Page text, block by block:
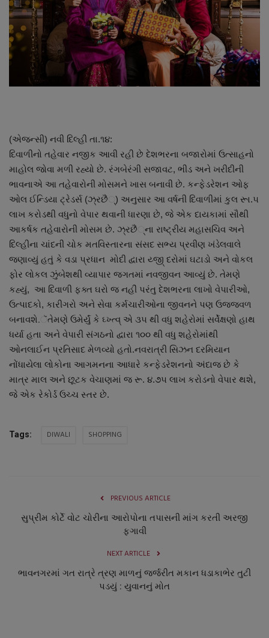
About Author
Contact
Dipotsav Special
રાષ્ટ્રીય
ગુજરાત
જુનાગઢ
Support US
બજારના સમાચાર
નાણાંકીય સમાચાર
સ્થાનિક સમાચાર
સ્પોર્ટ્સ
રાશિફળ
બોલિવૂડ
(એજન્સી) નવી દિલ્હી તા.૧૪:
દિવાળીનો તહેવાર નજીક આવી રહી છે દેશભરના બજારોમાં ઉત્સાહનો
માહોલ જોવા મળી રહ્યો છે. રંગબેરંગી સજાવટ, ભીડ અને ખરીદીની
ભાવનાએ આ તહેવારોની મોસમને ખાસ બનાવી છે. કન્ફેડરેશન ઓફ
ઓલ ઈન્ડિયા ટ્રેડર્સ (ઝ્રછૈં્) અનુસાર આ વર્ષની દિવાળીમાં કુલ રૂા.૫
લાખ કરોડથી વધુનો વેપાર થવાની ધારણા છે, જે એક દાયકામાં સૌથી
આકર્ષક તહેવારોની મોસમ છે. ઝ્રછૈં્ના રાષ્ટ્રીય મહાસચિવ અને
દિલ્હીના ચાંદની ચોક મતવિસ્તારના સંસદ સભ્ય પ્રવીણ ખંડેલવાલે
જણાવ્યું હતું કે વડા પ્રધાન મોદી દ્વારા ય્જી્ દરોમાં ઘટાડો અને વોકલ
ફોર લોકલ ઝુંબેશથી વ્યાપાર જગતમાં નવજીવન આવ્યું છે. તેમણે
કહ્યું, આ દિવાળી ફક્ત ઘરો જ નહીં પરંતુ દેશભરના લાખો વેપારીઓ,
ઉત્પાદકો, કારીગરો અને સેવા કર્મચારીઓના જીવનને પણ ઉજ્જવળ
બનાવશે.ૅતેમણે ઉમેર્યું કે ઘ્ખ્ત્વ્ એ ૩૫ થી વધુ શહેરોમાં સર્વેક્ષણો હાથ
ધર્યા હતા અને વેપારી સંગઠનો દ્વારા ૧૦૦ થી વધુ શહેરોમાંથી
ઓનલાઈન પ્રતિસાદ મેળવ્યો હતો.નવરાત્રી સિઝન દરમિયાન
નોંધાયેલા લોકોના આગમનના આધારે કન્ફેડરેશનનો અંદાજ છે કે
માત્ર માલ અને છૂટક વેચાણમાં જ રૂ. ૪.૭૫ લાખ કરોડનો વેપાર થશે,
જે એક રેકોર્ડ ઉચ્ચ સ્તર છે.
Tags: DIWALI SHOPPING
PREVIOUS ARTICLE
સુપ્રીમ કોર્ટે વોટ ચોરીના આરોપોના તપાસની માંગ કરતી અરજી
ફગાવી
NEXT ARTICLE
ભાવનગરમાં ગત રાત્રે ત્રણ માળનું જર્જરીત મકાન ધડાકાભેર તુટી
પડયું : યુવાનનું મોત